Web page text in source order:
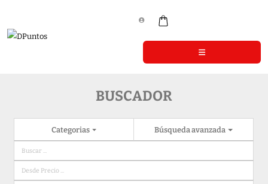
BUSCADOR
Categorias Búsqueda avanzada